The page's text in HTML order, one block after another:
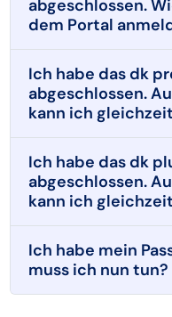
abgeschlossen.
dem Portal
Ich habe das dk
abgeschlossen.
kann ich
Ich habe das dk
abgeschlossen.
kann ich
Ich habe mein
muss ich nun tun?